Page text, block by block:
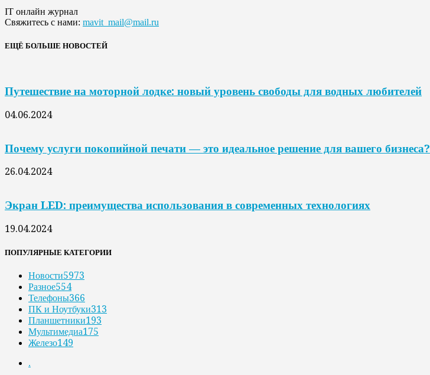
IT онлайн журнал
Свяжитесь с нами: mavit_mail@mail.ru
ЕЩЁ БОЛЬШЕ НОВОСТЕЙ
Путешествие на моторной лодке: новый уровень свободы для водных любителей
04.06.2024
Почему услуги покопийной печати — это идеальное решение для вашего бизнеса?
26.04.2024
Экран LED: преимущества использования в современных технологиях
19.04.2024
ПОПУЛЯРНЫЕ КАТЕГОРИИ
Новости5973
Разное554
Телефоны366
ПК и Ноутбуки313
Планшетники193
Мультимедиа175
Железо149
.